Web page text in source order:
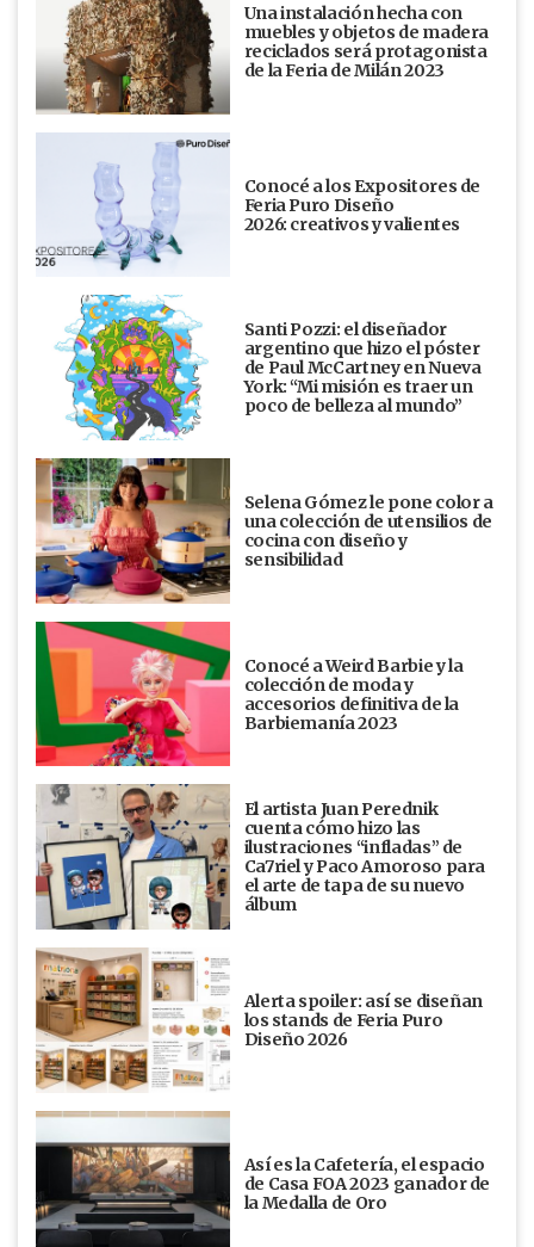
Una instalación hecha con
muebles y objetos de madera
reciclados será protagonista
de la Feria de Milán 2023
Conocé a los Expositores de
Feria Puro Diseño
2026: creativos y valientes
Santi Pozzi: el diseñador
argentino que hizo el póster
de Paul McCartney en Nueva
York: “Mi misión es traer un
poco de belleza al mundo”
Selena Gómez le pone color a
una colección de utensilios de
cocina con diseño y
sensibilidad
Conocé a Weird Barbie y la
colección de moda y
accesorios definitiva de la
Barbiemanía 2023
El artista Juan Perednik
cuenta cómo hizo las
ilustraciones “infladas” de
Ca7riel y Paco Amoroso para
el arte de tapa de su nuevo
álbum
Alerta spoiler: así se diseñan
los stands de Feria Puro
Diseño 2026
Así es la Cafetería, el espacio
de Casa FOA 2023 ganador de
la Medalla de Oro